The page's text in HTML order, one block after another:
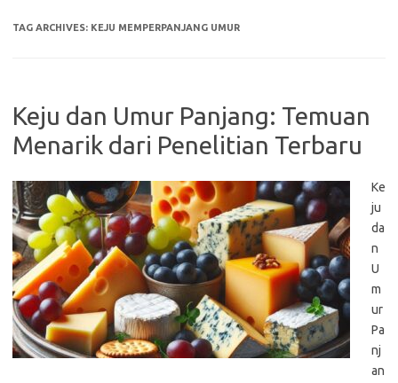
TAG ARCHIVES: KEJU MEMPERPANJANG UMUR
Keju dan Umur Panjang: Temuan
Menarik dari Penelitian Terbaru
Ke
ju
da
n
U
m
ur
Pa
nj
an